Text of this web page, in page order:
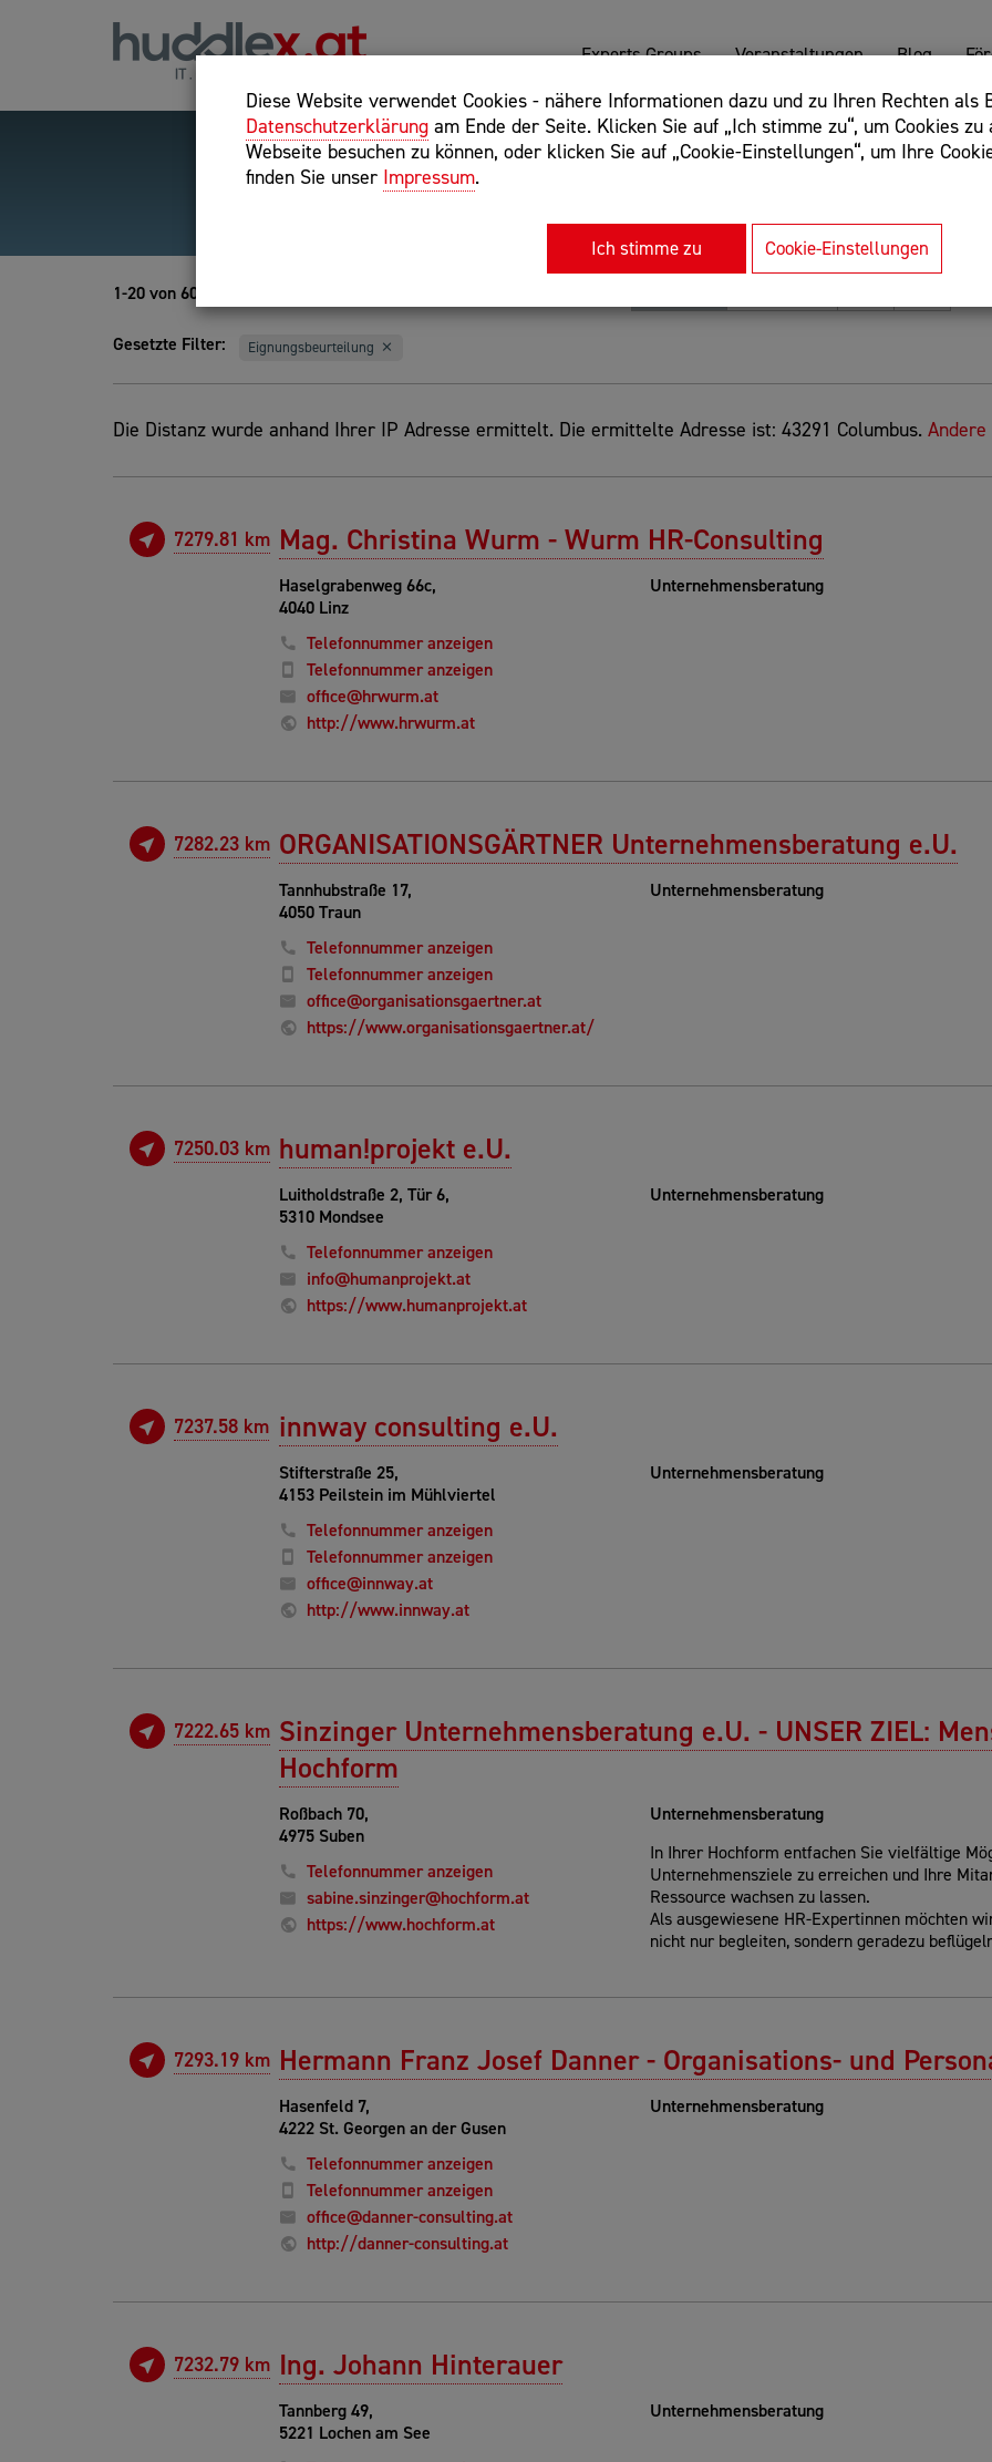
Diese Website verwendet Cookies - nähere Informationen dazu und zu Ihren Rechten als
Datenschutzerklärung am Ende der Seite. Klicken Sie auf „Ich stimme zu“, um Cookies
Webseite besuchen zu können, oder klicken Sie auf „Cookie-Einstellungen“, um Ihre
finden Sie unser Impressum.
Ich stimme zu Cookie-Einstellungen
Experts Groups Veranstaltungen Blog
Hilfreiche Suchparameter: Begriff einschließen: +webshop, Begriff ausschließen: -
Exakter Suchbegriff: "internet of things"
1-20 von 60
Gesetzte Filter: Eignungsbeurteilung
Die Distanz wurde anhand Ihrer IP Adresse ermittelt. Die ermittelte Adresse ist: 43291 Columbus. Andere
7279.81 km Mag. Christina Wurm - Wurm HR-Consulting
Haselgrabenweg 66c,
4040 Linz
Telefonnummer anzeigen
Telefonnummer anzeigen
office@hrwurm.at
http://www.hrwurm.at
Unternehmensberatung
7282.23 km ORGANISATIONSGÄRTNER Unternehmensberatung e.U.
Tannhubstraße 17,
4050 Traun
Telefonnummer anzeigen
Telefonnummer anzeigen
office@organisationsgaertner.at
https://www.organisationsgaertner.at/
Unternehmensberatung
7250.03 km human!projekt e.U.
Luitholdstraße 2, Tür 6,
5310 Mondsee
Telefonnummer anzeigen
info@humanprojekt.at
https://www.humanprojekt.at
Unternehmensberatung
7237.58 km innway consulting e.U.
Stifterstraße 25,
4153 Peilstein im Mühlviertel
Telefonnummer anzeigen
Telefonnummer anzeigen
office@innway.at
http://www.innway.at
Unternehmensberatung
7222.65 km Sinzinger Unternehmensberatung e.U. - UNSER ZIEL:
Hochform
Roßbach 70,
4975 Suben
Telefonnummer anzeigen
sabine.sinzinger@hochform.at
https://www.hochform.at
Unternehmensberatung
In Ihrer Hochform entfachen Sie vielfältige
Unternehmensziele zu erreichen und Ihre
Ressource wachsen zu lassen.
Als ausgewiesene HR-Expertinnen möchten
nicht nur begleiten, sondern geradezu
7293.19 km Hermann Franz Josef Danner - Organisations- und
Hasenfeld 7,
4222 St. Georgen an der Gusen
Telefonnummer anzeigen
Telefonnummer anzeigen
office@danner-consulting.at
http://danner-consulting.at
Unternehmensberatung
7232.79 km Ing. Johann Hinterauer
Tannberg 49,
5221 Lochen am See
Unternehmensberatung